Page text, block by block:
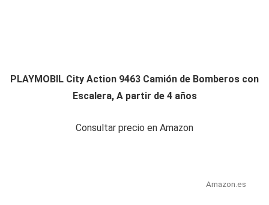
PLAYMOBIL City Action 9463 Camión de Bomberos con
Escalera, A partir de 4 años
Consultar precio en Amazon
Amazon.es